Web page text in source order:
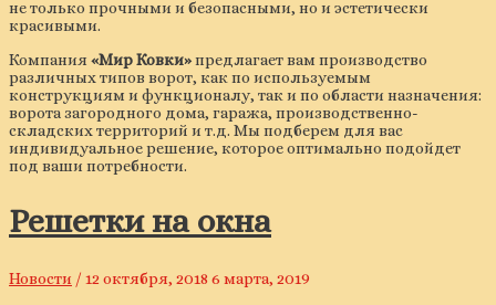
не только прочными и безопасными, но и эстетически
красивыми.
Компания «Мир Ковки»предлагает вам производство
различных типов ворот, как по используемым
конструкциям и функционалу, так и по области назначения:
ворота загородного дома, гаража, производственно-
складских территорий и т.д. Мы подберем для вас
индивидуальное решение, которое оптимально подойдет
под ваши потребности.
Решетки на окна
Новости / 12 октября, 2018 6 марта, 2019